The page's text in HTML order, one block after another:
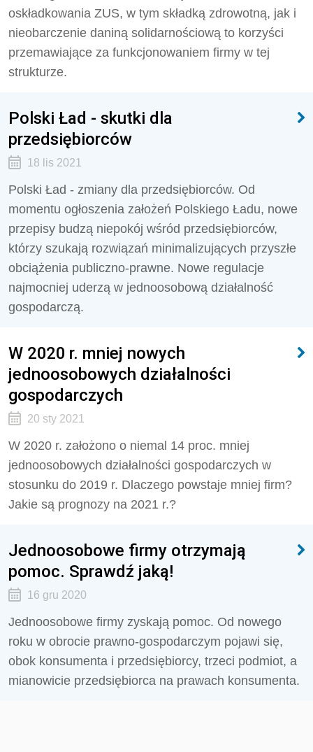
oskładkowania ZUS, w tym składką zdrowotną, jak i
nieobarczenie daniną solidarnościową to korzyści
przemawiające za funkcjonowaniem firmy w tej
strukturze.
Polski Ład - skutki dla
przedsiębiorców
18 lis 2021
Polski Ład - zmiany dla przedsiębiorców. Od
momentu ogłoszenia założeń Polskiego Ładu, nowe
przepisy budzą niepokój wśród przedsiębiorców,
którzy szukają rozwiązań minimalizujących przyszłe
obciążenia publiczno-prawne. Nowe regulacje
najmocniej uderzą w jednoosobową działalność
gospodarczą.
W 2020 r. mniej nowych
jednoosobowych działalności
gospodarczych
20 sty 2021
W 2020 r. założono o niemal 14 proc. mniej
jednoosobowych działalności gospodarczych w
stosunku do 2019 r. Dlaczego powstaje mniej firm?
Jakie są prognozy na 2021 r.?
Jednoosobowe firmy otrzymają
pomoc. Sprawdź jaką!
16 gru 2020
Jednoosobowe firmy zyskają pomoc. Od nowego
roku w obrocie prawno-gospodarczym pojawi się,
obok konsumenta i przedsiębiorcy, trzeci podmiot, a
mianowicie przedsiębiorca na prawach konsumenta.